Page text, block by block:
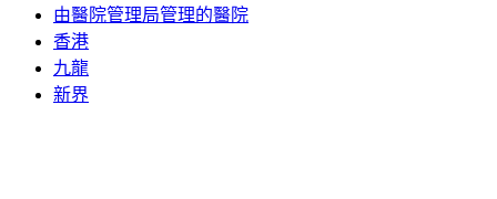
由醫院管理局管理的醫院
香港
九龍
新界